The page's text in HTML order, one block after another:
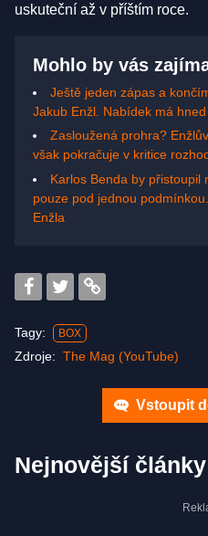
uskuteční až v příštím roce.
Mohlo by vás
Ještě jeden zápas a
Jakub Enžl. Nabídek má
Zasloužená prohra?
však pokračuje v kritice
Karlos Benda by přistoupil
pouze pod jednou
Enžla
Tagy: BOX
Zdroje: The Mag (YouTube)
Vstoupit
Nejnovější články